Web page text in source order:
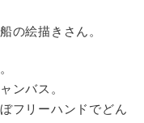
の絵描きさん。
ンバス。
フリーハンドでどん